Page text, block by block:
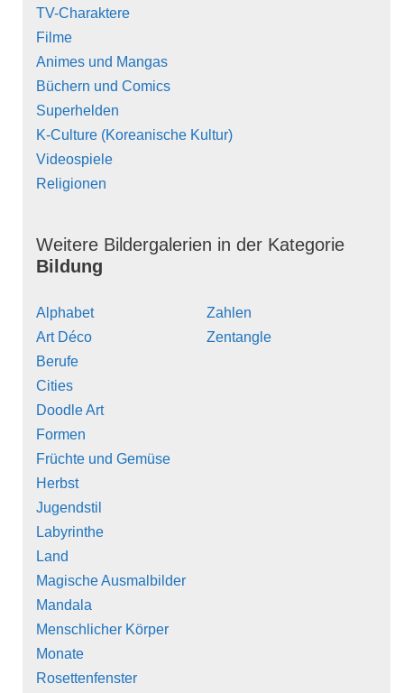
TV-Charaktere
Filme
Animes und Mangas
Büchern und Comics
Superhelden
K-Culture (Koreanische Kultur)
Videospiele
Religionen
Weitere Bildergalerien in der Kategorie
Bildung
Alphabet
Art Déco
Berufe
Cities
Doodle Art
Formen
Früchte und Gemüse
Herbst
Jugendstil
Labyrinthe
Land
Magische Ausmalbilder
Mandala
Menschlicher Körper
Monate
Rosettenfenster
Zahlen
Zentangle